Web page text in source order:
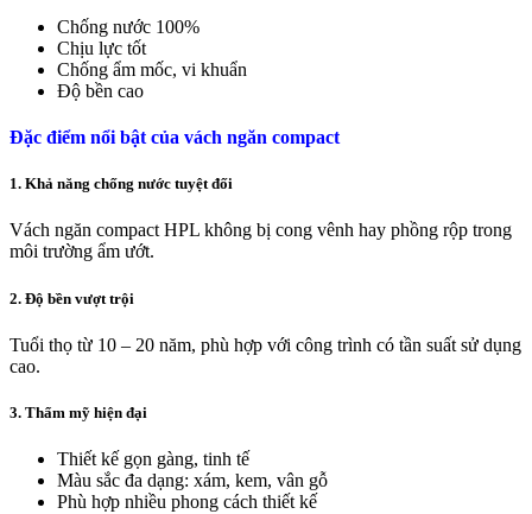
Chống nước 100%
Chịu lực tốt
Chống ẩm mốc, vi khuẩn
Độ bền cao
Đặc điểm nổi bật của vách ngăn compact
1. Khả năng chống nước tuyệt đối
Vách ngăn compact HPL không bị cong vênh hay phồng rộp trong
môi trường ẩm ướt.
2. Độ bền vượt trội
Tuổi thọ từ 10 – 20 năm, phù hợp với công trình có tần suất sử dụng
cao.
3. Thẩm mỹ hiện đại
Thiết kế gọn gàng, tinh tế
Màu sắc đa dạng: xám, kem, vân gỗ
Phù hợp nhiều phong cách thiết kế